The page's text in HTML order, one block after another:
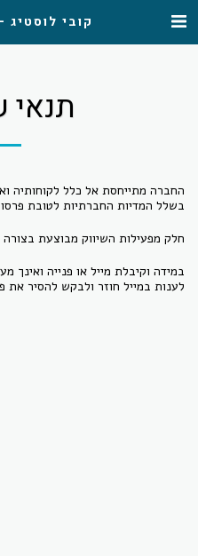
קובי לוסטיג
תנאי
החברה מתייחסת אל כלל לקוחותיה
בשלל המדיות החברתיות לטובת
חלק מפעילות השיווק מבוצעת בצורה
במידה וקיבלת מייל או פנייה ואינך
לענות במייל חוזר ולבקש להסיר